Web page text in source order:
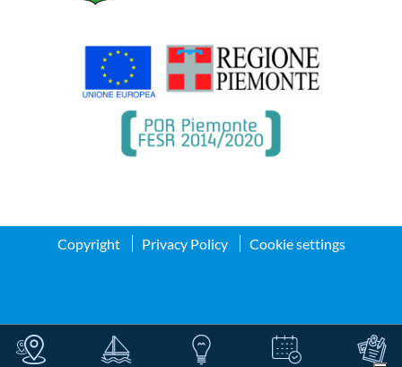
Copyright Privacy Policy Cookie settings
Informativa sulla raccolta